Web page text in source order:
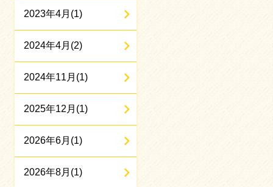
2023年4月(1)
2024年4月(2)
2024年11月(1)
2025年12月(1)
2026年6月(1)
2026年8月(1)